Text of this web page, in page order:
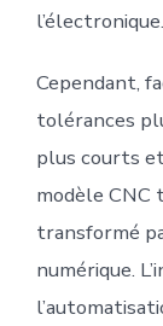
l’électronique.
Cependant,
tolérances
plus courts
modèle
transformé
numérique.